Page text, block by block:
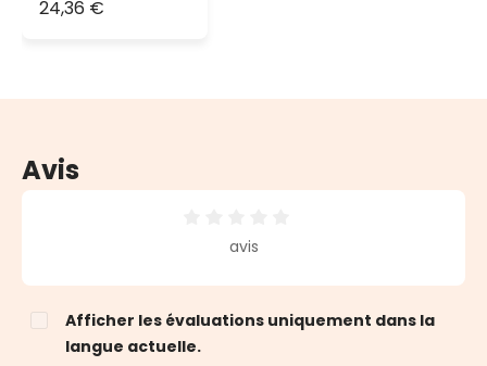
24,36 €
Avis
Note moyenne de 0 sur 5 étoiles
avis
Afficher les évaluations uniquement dans la
langue actuelle.